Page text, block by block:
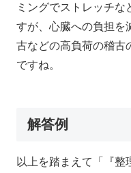
ミングでストレッチな
すが、心臓への負担を
古などの高負荷の稽古
ですね。
解答例
以上を踏まえて「『整